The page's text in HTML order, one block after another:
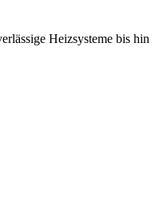
Heizsysteme bis hin